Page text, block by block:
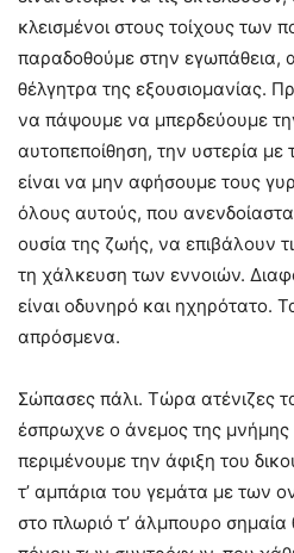
κλεισμένοι στους τοίχους των
παραδοθούμε στην εγωπάθεια,
θέλγητρα της εξουσιομανίας.
να πάψουμε να μπερδεύουμε
αυτοπεποίθηση, την υστερία
είναι να μην αφήσουμε τους
όλους αυτούς, που
ουσία της ζωής, να επιβάλουν
τη χάλκευση των εννοιών.
είναι οδυνηρό και ηχηρότατο.
απρόσμενα.
Σώπασες πάλι. Τώρα ατένιζες
έσπρωχνε ο άνεμος της μνήμης
περιμένουμε την άφιξη του
τ’ αμπάρια του γεμάτα με των
στο πλωριό τ’ άλμπουρο σημαία